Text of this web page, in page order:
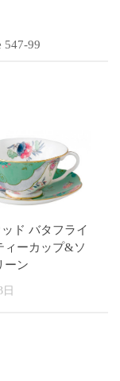
547-99
ド バタフライ
ィーカップ&ソ
ーン